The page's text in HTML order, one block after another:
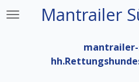
Zum
Mantrailer
mantrailer-